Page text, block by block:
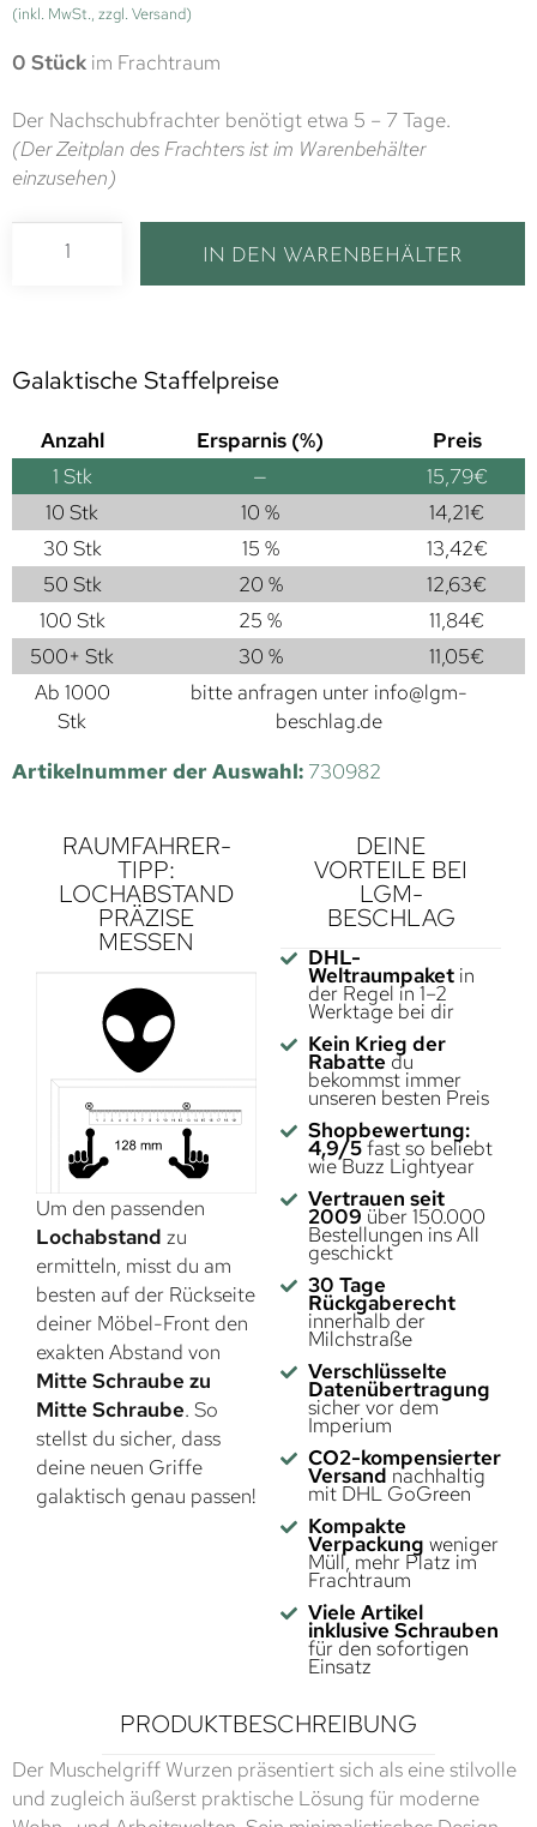
(inkl. MwSt., zzgl. Versand)
0 Stück im Frachtraum
Der Nachschubfrachter benötigt etwa 5 – 7 Tage.
(Der Zeitplan des Frachters ist im Warenbehälter
einzusehen)
IN DEN WARENBEHÄLTER
Galaktische Staffelpreise
Anzahl Ersparnis (%)
Preis
1 Stk — 15,79€
10 Stk
10 % 14,21€
30 Stk
15 % 13,42€
50 Stk
20 % 12,63€
100 Stk
25 % 11,84€
500+ Stk
30 % 11,05€
Ab 1000
Stk
bitte anfragen unter info@lgm-
beschlag.de
Artikelnummer der Auswahl: 730982
RAUMFAHRER-
TIPP:
LOCHABSTAND
PRÄZISE
MESSEN
Um den passenden
Lochabstand zu
ermitteln, misst du am
besten auf der Rückseite
deiner Möbel-Front den
exakten Abstand von
Mitte Schraube zu
Mitte Schraube. So
stellst du sicher, dass
deine neuen Griffe
galaktisch genau passen!
DEINE
VORTEILE BEI
LGM-
BESCHLAG
DHL-
Weltraumpaketin
der Regel in 1–2
Werktage bei dir
Kein Krieg der
Rabatte du
bekommst immer
unseren besten Preis
Shopbewertung:
4,9/5fast so beliebt
wie Buzz Lightyear
Vertrauen seit
2009 über 150.000
Bestellungen ins All
geschickt
30 Tage
Rückgaberecht
innerhalb der
Milchstraße
Verschlüsselte
Datenübertragung
sicher vor dem
Imperium
CO2-kompensierter
Versand nachhaltig
mit DHL GoGreen
Kompakte
Verpackung weniger
Müll, mehr Platz im
Frachtraum
Viele Artikel
inklusive Schrauben
für den sofortigen
Einsatz
PRODUKTBESCHREIBUNG
Der Muschelgriff Wurzen präsentiert sich als eine stilvolle
und zugleich äußerst praktische Lösung für moderne